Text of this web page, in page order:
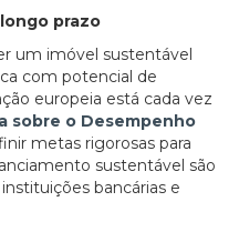
prazo
um imóvel sustentável
com potencial de
europeia está cada vez
sobre o Desempenho
metas rigorosas para
sustentável são
bancárias e